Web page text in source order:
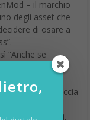
– il marchio
degli asset che
di osare a
“Anche se
infrastruttura,
ciò
sotto la minaccia
di utenti,